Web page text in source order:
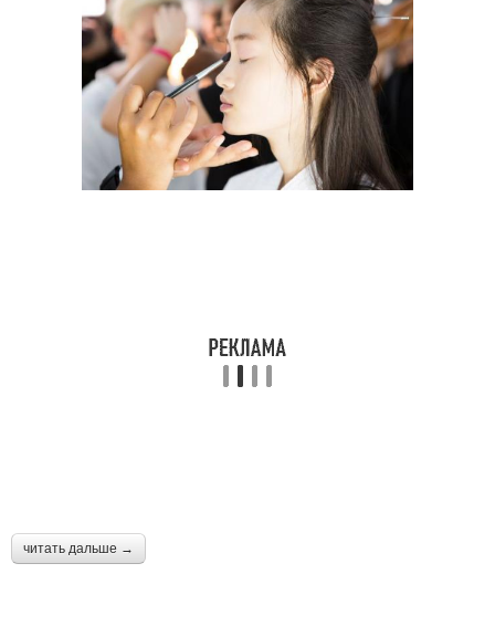
читать дальше →